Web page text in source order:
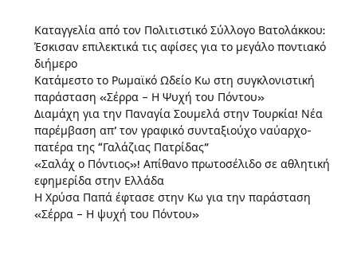
Καταγγελία από τον Πολιτιστικό Σύλλογο Βατολάκκου:
Έσκισαν επιλεκτικά τις αφίσες για το μεγάλο ποντιακό
διήμερο
Κατάμεστο το Ρωμαϊκό Ωδείο Κω στη συγκλονιστική
παράσταση «Σέρρα – Η Ψυχή του Πόντου»
Διαμάχη για την Παναγία Σουμελά στην Τουρκία! Νέα
παρέμβαση απ’ τον γραφικό συνταξιούχο ναύαρχο-
πατέρα της “Γαλάζιας Πατρίδας”
«Σαλάχ ο Πόντιος»! Απίθανο πρωτοσέλιδο σε αθλητική
εφημερίδα στην Ελλάδα
Η Χρύσα Παπά έφτασε στην Κω για την παράσταση
«Σέρρα – Η ψυχή του Πόντου»